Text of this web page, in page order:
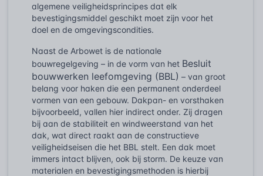
algemene veiligheidsprincipes dat elk
bevestigingsmiddel geschikt moet zijn voor het
doel en de omgevingscondities.
Naast de Arbowet is de nationale
bouwregelgeving – in de vorm van het Besluit
bouwwerken leefomgeving (BBL) – van groot
belang voor haken die een permanent onderdeel
vormen van een gebouw. Dakpan- en vorsthaken
bijvoorbeeld, vallen hier indirect onder. Zij dragen
bij aan de stabiliteit en windweerstand van het
dak, wat direct raakt aan de constructieve
veiligheidseisen die het BBL stelt. Een dak moet
immers intact blijven, ook bij storm. De keuze van
materialen en bevestigingsmethoden is hierbij